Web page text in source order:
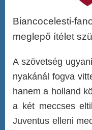
Biancocelesti-
meglepő ítélet
A szövetség
nyakánál fogva
hanem a holland
a két meccses
Juventus elleni